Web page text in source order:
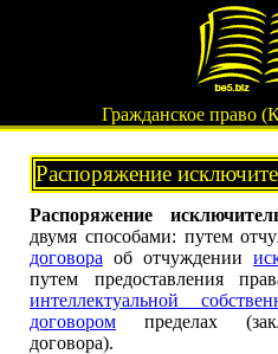
Гражданское право
Распоряжение
Распоряжение
двумя способами: путем
договора об отчуждении
путем предоставления
интеллектуальной
договором пределах
договора).